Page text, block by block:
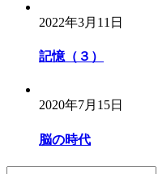
2022年3月11日
記憶（３）
2020年7月15日
脳の時代